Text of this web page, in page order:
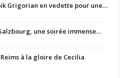
Grigorian en vedette pour une…
une soirée immense…
à la gloire de Cecilia